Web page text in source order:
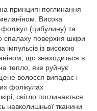
принципі поглинання
меланіном. Висока
(цибулину) та
спалаху поверхня шкіри
імпульсів із високою
що знаходиться в
тепло, яке руйнує
волосся випадає і
фолікулах
світло поглинається
навколишньої тканини